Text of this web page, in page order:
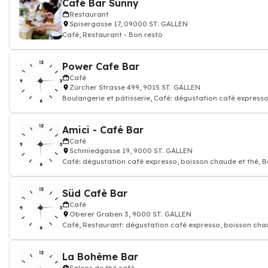
Café Bar Sunny
Restaurant
Spisergasse 17, 09000 ST. GALLEN
Café, Restaurant - Bon resto
Power Cafe Bar
Café
Zürcher Strasse 499, 9015 ST. GALLEN
Boulangerie et pâtisserie, Café: dégustation café
Amici - Café Bar
Café
Schmiedgasse 19, 9000 ST. GALLEN
Café: dégustation café expresso, boisson chaude et thé,
Süd Cafè Bar
Café
Oberer Graben 3, 9000 ST. GALLEN
Café, Restaurant: dégustation café expresso, boisson
La Bohème Bar